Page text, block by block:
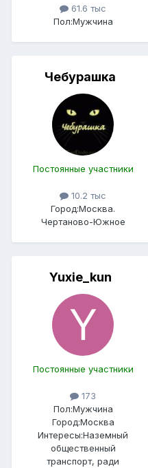
61.6 тыс
Пол:Мужчина
Чебурашка
Постоянные участники
10.2 тыс
Город:Москва.
Чертаново-Южное
Yuxie_kun
Постоянные участники
173
Пол:Мужчина
Город:Москва
Интересы:Наземный
общественный
транспорт, ради